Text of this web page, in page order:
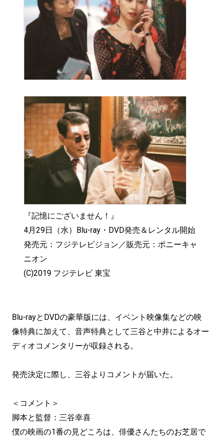
『記憶にございません！』
4月29日（水）Blu-ray・DVD発売＆レンタル開始
発売元：フジテレビジョン／販売元：ポニーキャ
ニオン
(C)2019 フジテレビ 東宝
Blu-rayとDVDの豪華版には、イベント映像集などの映
像特典に加えて、音声特典として三谷と中井によるオー
ディオコメンタリーが収録される。
発売決定に際し、三谷よりコメントが届いた。
＜コメント＞
脚本と監督：三谷幸喜
僕の映画の1番の見どころは、俳優さんたちのお芝居で